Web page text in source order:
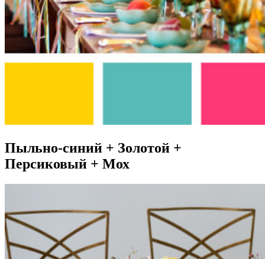
Пыльно-синий + Золотой +
Персиковый + Мох